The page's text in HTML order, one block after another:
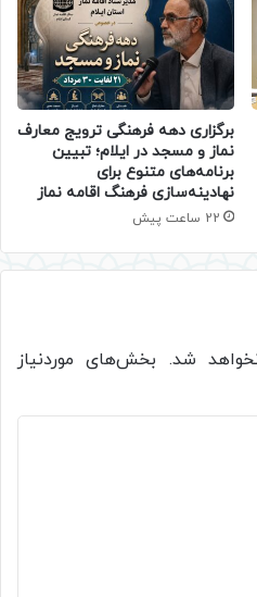
برگزاری دهه فرهنگی ترویج معارف
نماز و مسجد در ایلام؛ تبیین
برنامه‌های متنوع برای
نهادینه‌سازی فرهنگ اقامه نماز
22 ساعت پیش
شد. بخش‌های موردنیاز